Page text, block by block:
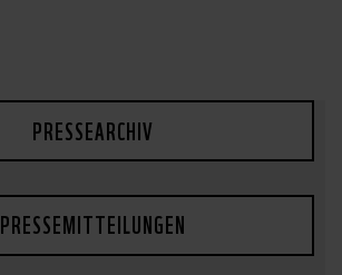
PRESSEARCHIV
PRESSEMITTEILUNGEN